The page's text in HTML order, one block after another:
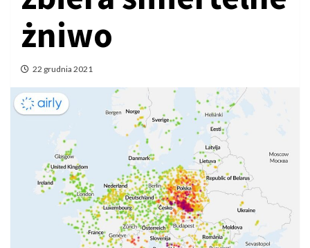
żniwo
22 grudnia 2021